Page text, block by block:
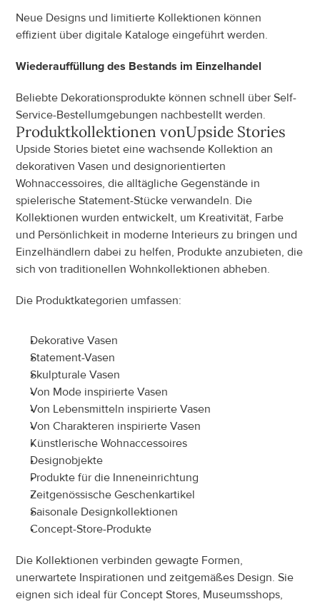
Neue Designs und limitierte Kollektionen können
effizient über digitale Kataloge eingeführt werden.
Wiederauffüllung des Bestands im Einzelhandel
Beliebte Dekorationsprodukte können schnell über Self-
Service-Bestellumgebungen nachbestellt werden.
Produktkollektionen vonUpside Stories
Upside Stories bietet eine wachsende Kollektion an
dekorativen Vasen und designorientierten
Wohnaccessoires, die alltägliche Gegenstände in
spielerische Statement-Stücke verwandeln. Die
Kollektionen wurden entwickelt, um Kreativität, Farbe
und Persönlichkeit in moderne Interieurs zu bringen und
Einzelhändlern dabei zu helfen, Produkte anzubieten, die
sich von traditionellen Wohnkollektionen abheben.
Die Produktkategorien umfassen:
Dekorative Vasen
Statement-Vasen
Skulpturale Vasen
Von Mode inspirierte Vasen
Von Lebensmitteln inspirierte Vasen
Von Charakteren inspirierte Vasen
Künstlerische Wohnaccessoires
Designobjekte
Produkte für die Inneneinrichtung
Zeitgenössische Geschenkartikel
Saisonale Designkollektionen
Concept-Store-Produkte
Die Kollektionen verbinden gewagte Formen,
unerwartete Inspirationen und zeitgemäßes Design. Sie
eignen sich ideal für Concept Stores, Museumsshops,